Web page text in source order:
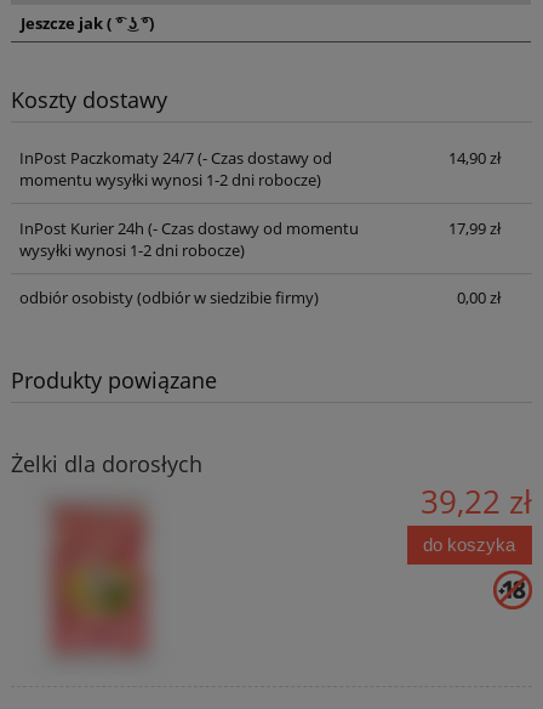
Jeszcze jak ( ͡° ͜ʖ ͡°)
Koszty dostawy
InPost Paczkomaty 24/7(- Czas dostawy od
momentu wysyłki wynosi 1-2 dni robocze)
14,90 zł
InPost Kurier 24h (- Czas dostawy od momentu
wysyłki wynosi 1-2 dni robocze)
17,99 zł
odbiór osobisty(odbiór w siedzibie firmy) 0,00 zł
Produkty powiązane
Żelki dla dorosłych
39,22 zł
do koszyka